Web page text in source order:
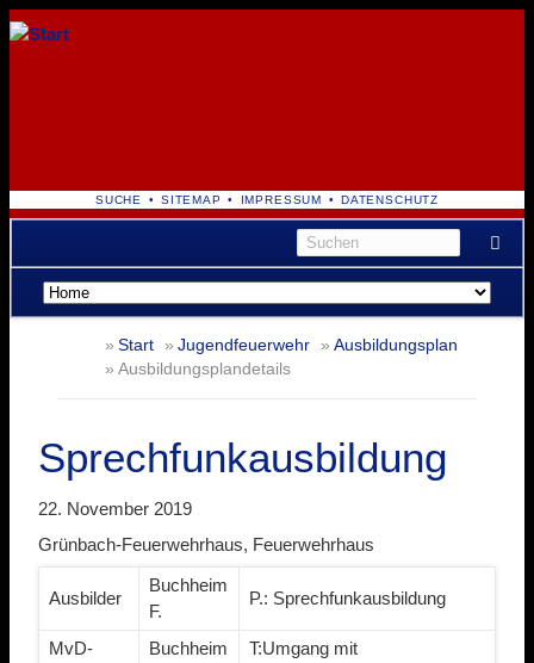
NAVIGATION
ÜBERSPRINGEN
SUCHE SITEMAP IMPRESSUM DATENSCHUTZ
Navigation
überspringen
Start Jugendfeuerwehr
Ausbildungsplan
Ausbildungsplandetails
Sprechfunkausbildung
22. November 2019
Grünbach-Feuerwehrhaus, Feuerwehrhaus
Ausbilder
Buchheim
F.
P.: Sprechfunkausbildung
MvD-
Buchheim
T:Umgang mit